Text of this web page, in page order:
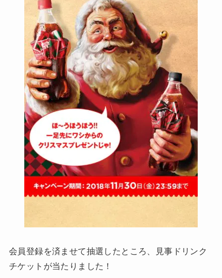
会員登録を済ませて抽選したところ、見事ドリンク
チケットが当たりました！